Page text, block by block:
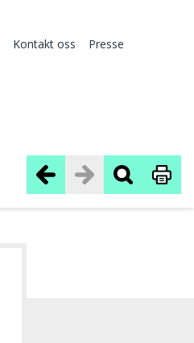
Kontakt oss Presse